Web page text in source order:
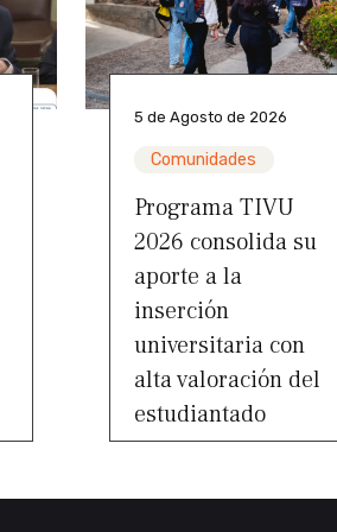
5 de Agosto de 2026
Comunidades
Programa TIVU
2026 consolida su
aporte a la
inserción
universitaria con
alta valoración del
estudiantado